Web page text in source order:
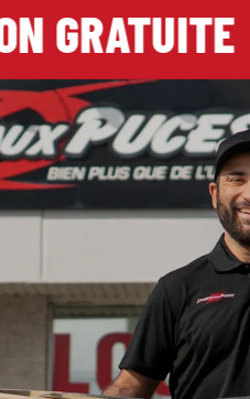
GRATUITE